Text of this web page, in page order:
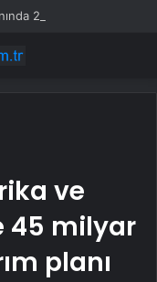
ve
45 milyar
planı